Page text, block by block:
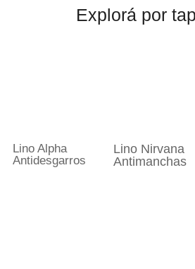
Explorá por
Lino Alpha
Antidesgarros
Lino Nirvana
Antimanchas